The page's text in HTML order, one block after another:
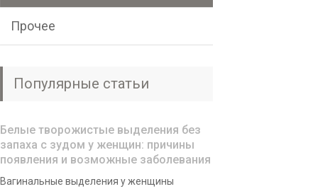
Прочее
Популярные статьи
Белые творожистые выделения без
запаха с зудом у женщин: причины
появления и возможные заболевания
Вагинальные выделения у женщины